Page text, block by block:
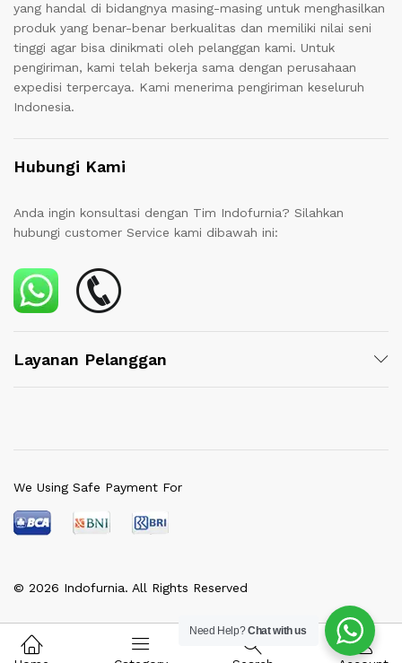
yang handal di bidangnya masing-masing untuk menghasilkan
produk yang benar-benar berkualitas dan memiliki nilai seni
tinggi agar bisa dinikmati oleh pelanggan kami. Untuk
pengiriman, kami telah bekerja sama dengan perusahaan
expedisi terpercaya. Kami menerima pengiriman keseluruh
Indonesia.
Hubungi Kami
Anda ingin konsultasi dengan Tim Indofurnia? Silahkan
hubungi customer Service kami dibawah ini:
Layanan Pelanggan
© 2026 Indofurnia. All Rights Reserved
We Using Safe Payment For
Need Help?Chat with us